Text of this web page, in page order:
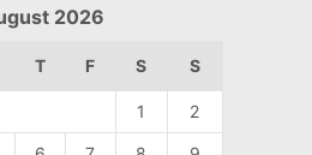
2026
T F S S
1 2